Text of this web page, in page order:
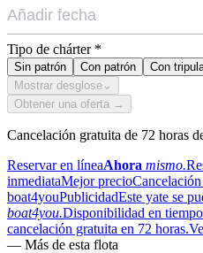
Tipo de chárter *
Sin patrón Con patrón
Con
Mostrar desglose ⌄
Obtener una oferta →
Cancelación gratuita de 72 horas
Reservar en líneaAhora mismo.
inmediataMejor precio
boat4youPublicidadEste yate se
boat4you.Disponibilidad en
cancelación gratuita en 72 horas.
— Más de esta flota